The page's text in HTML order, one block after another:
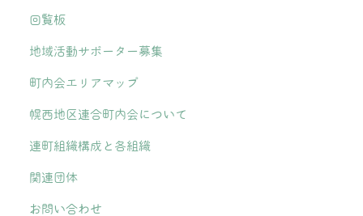
回覧板
地域活動サポーター募集
町内会エリアマップ
幌西地区連合町内会について
連町組織構成と各組織
関連団体
お問い合わせ